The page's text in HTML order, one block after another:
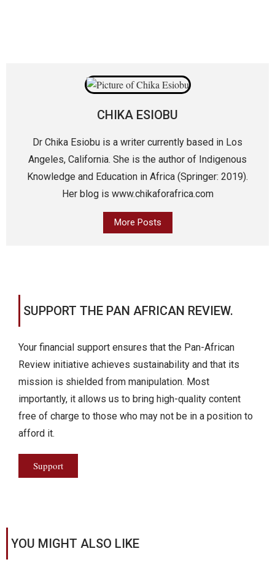
CHIKA ESIOBU
Dr Chika Esiobu is a writer currently based in Los
Angeles, California. She is the author of Indigenous
Knowledge and Education in Africa (Springer: 2019).
Her blog is www.chikaforafrica.com
More Posts
SUPPORT THE PAN AFRICAN REVIEW.
Your financial support ensures that the Pan-African
Review initiative achieves sustainability and that its
mission is shielded from manipulation. Most
importantly, it allows us to bring high-quality content
free of charge to those who may not be in a position to
afford it.
Support
YOU MIGHT ALSO LIKE